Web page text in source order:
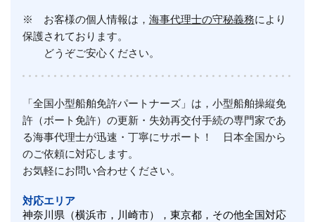
※ お客様の個人情報は， 海事代理士の守秘義務により
保護されております。
どうぞご安心ください。
「全国小型船舶免許パートナーズ」は，小型船舶操縦免
許（ボート免許）の更新・失効再交付手続の専門家であ
る海事代理士が迅速・丁寧にサポート！ 日本全国から
のご依頼に対応します。
お気軽にお問い合わせください。
対応エリア
神奈川県（横浜市，川崎市），東京都，その他全国対応